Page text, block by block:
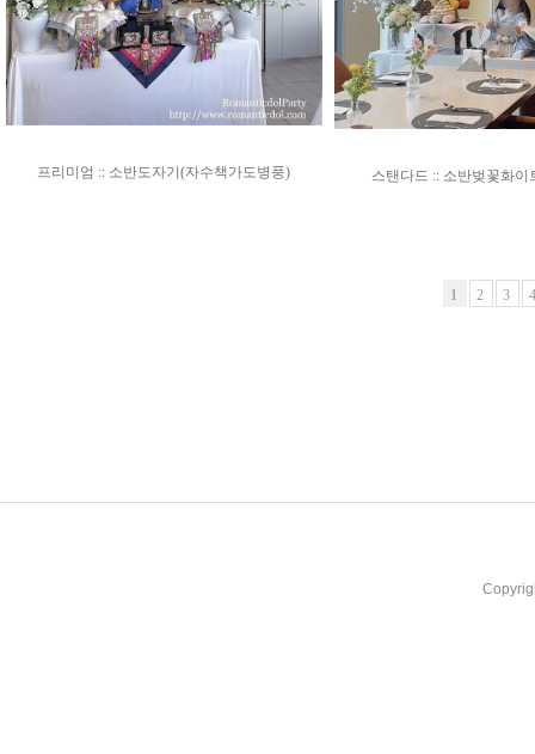
프리미엄 :: 소반도자기(자수책가도병풍) 스탠다드 :: 소반벚꽃화이
1 2 3